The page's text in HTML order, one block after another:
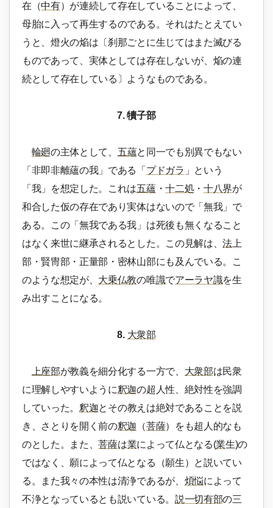
在（中有）が連続して存在していることによって、
母胎に入って再生するのである。それはたとえてい
うと、燈火の焔は〔刹那ごとに生じてはまた滅びる
ものであって、実体としては存在しないが、焔の連
続として存在している〕ようなものである。
7. 犢子部
輪廻の主体として、 五蘊と同一でも別異でもない
「非即非離蘊の我」である「 プドガラ 」という
「我」を想定した。これは五蘊・十二処・ 十八界が
和合した仮の存在であり実体はないので「無我」で
ある。この「無我である我」は死後も無くなること
はなく来世に継承されるとした。この見解は、法上
部・賢冑部・正量部・密林山部にも及んでいる。こ
のような想定が、 大乗仏教の唯識でアーラヤ識を生
み出すことになる。
8. 大衆部
上座部が教義を細分化する一方で、 大衆部は民衆
に理解しやすいように釈迦の超人性、絶対性を強調
していった。 釈迦とその教えは絶対であることを説
き、さとりを開く前の釈迦 （菩薩）をも超人的なも
のとした。また、菩薩は業によって仏となる(業生)の
ではなく、願によって仏となる（願生）と説いてい
る。また我々の本性は清浄であるが、 煩悩によって
不浄となっているとも説いている。 説一切有部の三